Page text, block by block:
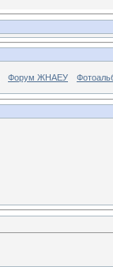
Форум ЖНАЕУ